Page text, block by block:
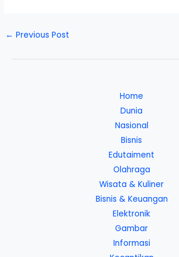
← Previous Post
Home
Dunia
Nasional
Bisnis
Edutaiment
Olahraga
Wisata & Kuliner
Bisnis & Keuangan
Elektronik
Gambar
Informasi